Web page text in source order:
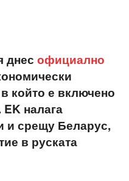
днес официално
който е включено
налага
и срещу Беларус,
в руската